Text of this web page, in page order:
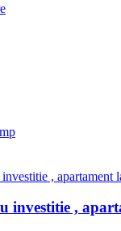
investitie ,